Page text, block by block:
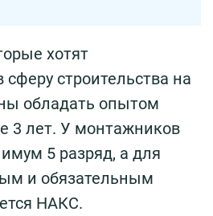
хотят
сферу строительства на
обладать опытом
3 лет. У монтажников
5 разряд, а для
и обязательным
НАКС.